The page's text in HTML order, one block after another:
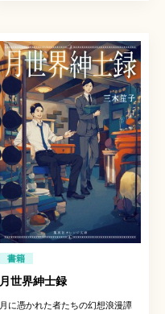
書籍
月世界紳士録
月に憑かれた者たちの幻想浪漫譚